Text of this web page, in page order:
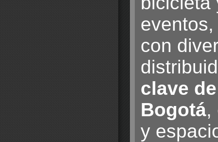
con
clave
Bogotá,
y